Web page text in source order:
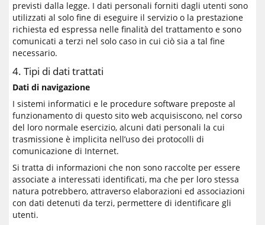
previsti dalla legge. I dati personali forniti dagli utenti sono
utilizzati al solo fine di eseguire il servizio o la prestazione
richiesta ed espressa nelle finalità del trattamento e sono
comunicati a terzi nel solo caso in cui ciò sia a tal fine
necessario.
4. Tipi di dati trattati
Dati di navigazione
I sistemi informatici e le procedure software preposte al
funzionamento di questo sito web acquisiscono, nel corso
del loro normale esercizio, alcuni dati personali la cui
trasmissione è implicita nell’uso dei protocolli di
comunicazione di Internet.
Si tratta di informazioni che non sono raccolte per essere
associate a interessati identificati, ma che per loro stessa
natura potrebbero, attraverso elaborazioni ed associazioni
con dati detenuti da terzi, permettere di identificare gli
utenti.